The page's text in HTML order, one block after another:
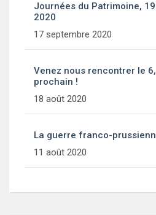
Journées du Patrimoine,
2020
17 septembre 2020
Venez nous rencontrer le
prochain !
18 août 2020
La guerre franco-
11 août 2020